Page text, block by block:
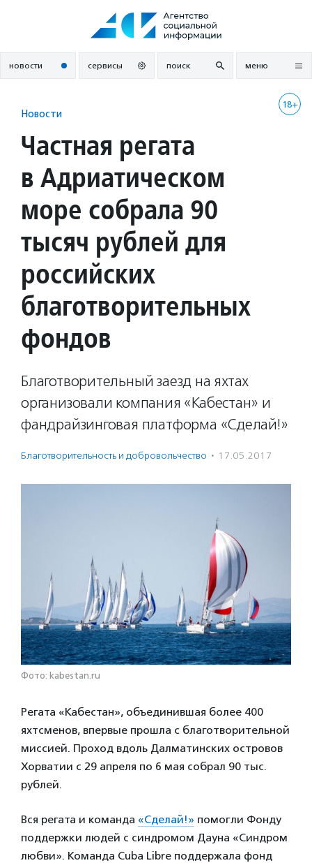
новости сервисы поиск меню
18+
Новости
Частная регата
в Адриатическом
море собрала 90
тысяч рублей для
российских
благотворительных
фондов
Благотворительный заезд на яхтах
организовали компания «Кабестан» и
фандрайзинговая платформа «Сделай!»
Благотвори­тель­ность и доброволь­чест­во · 17.05.2017
Фото: kabestan.ru
Регата «Кабестан», объединившая более 400
яхтсменов, впервые прошла с благотворительной
миссией. Проход вдоль Далматинских островов
Хорватии с 29 апреля по 6 мая собрал 90 тыс.
рублей.
Вся регата и команда «Сделай!» помогли Фонду
поддержки людей с синдромом Дауна «Синдром
любви». Команда Cuba Libre поддержала фонд